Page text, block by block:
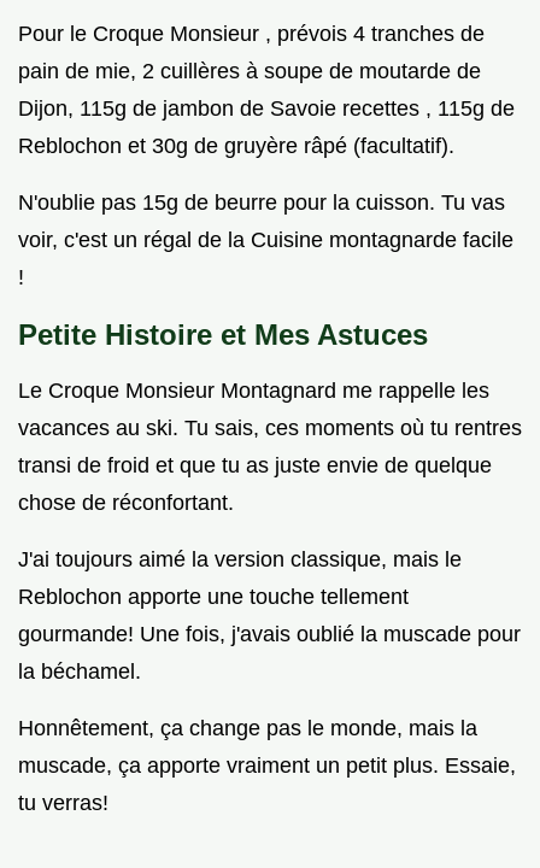
Pour le Croque Monsieur , prévois 4 tranches de
pain de mie, 2 cuillères à soupe de moutarde de
Dijon, 115g de jambon de Savoie recettes , 115g de
Reblochon et 30g de gruyère râpé (facultatif).
N'oublie pas 15g de beurre pour la cuisson. Tu vas
voir, c'est un régal de la Cuisine montagnarde facile
!
Petite Histoire et Mes Astuces
Le Croque Monsieur Montagnard me rappelle les
vacances au ski. Tu sais, ces moments où tu rentres
transi de froid et que tu as juste envie de quelque
chose de réconfortant.
J'ai toujours aimé la version classique, mais le
Reblochon apporte une touche tellement
gourmande! Une fois, j'avais oublié la muscade pour
la béchamel.
Honnêtement, ça change pas le monde, mais la
muscade, ça apporte vraiment un petit plus. Essaie,
tu verras!